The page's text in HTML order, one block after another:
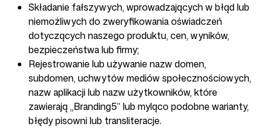
Składanie fałszywych, wprowadzających w błąd lub
niemożliwych do zweryfikowania oświadczeń
dotyczących naszego produktu, cen, wyników,
bezpieczeństwa lub firmy;
Rejestrowanie lub używanie nazw domen,
subdomen, uchwytów mediów społecznościowych,
nazw aplikacji lub nazw użytkowników, które
zawierają „Branding5” lub myląco podobne warianty,
błędy pisowni lub transliteracje.